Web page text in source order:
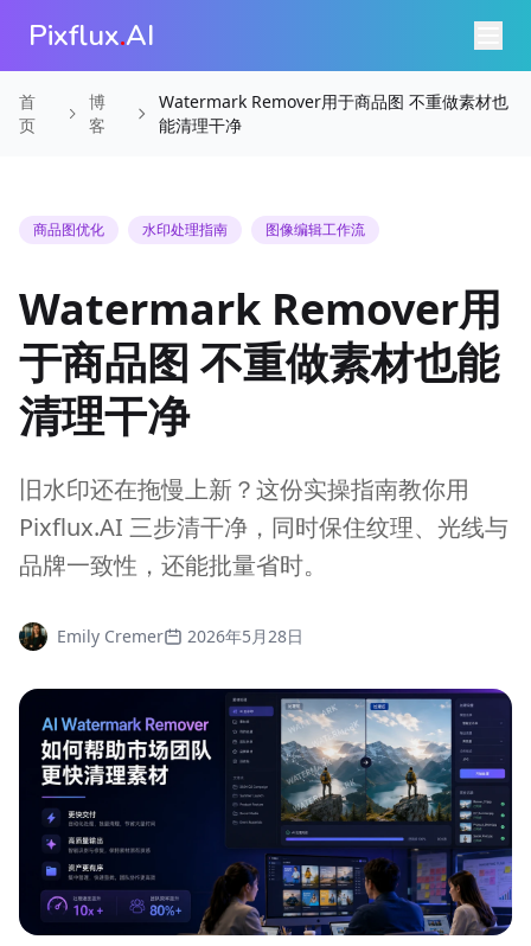
Pixflux.AI
首
页
博
客
Watermark Remover用于商品图 不重做素材也
能清理干净
商品图优化 水印处理指南 图像编辑工作流
Watermark Remover用
于商品图 不重做素材也能
清理干净
旧水印还在拖慢上新？这份实操指南教你用
Pixflux.AI 三步清干净，同时保住纹理、光线与
品牌一致性，还能批量省时。
Emily Cremer 2026年5月28日